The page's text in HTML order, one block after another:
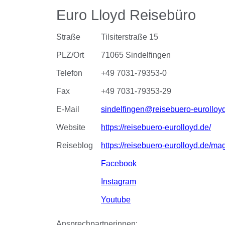
Euro Lloyd Reisebüro
Straße Tilsiterstraße 15
PLZ/Ort 71065 Sindelfingen
Telefon +49 7031-79353-0
Fax +49 7031-79353-29
E-Mail sindelfingen@reisebuero-
Website https://reisebuero-eurolloyd.de/
Reiseblog https://reisebuero-eurolloyd.de/
Facebook
Instagram
Youtube